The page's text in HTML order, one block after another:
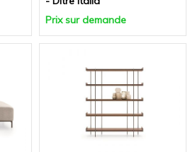
Prix sur demande